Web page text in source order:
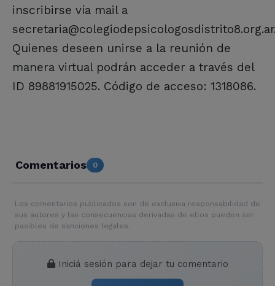
inscribirse vía mail a
Quienes deseen unirse a la reunión de
manera virtual podrán acceder a través del
ID 89881915025. Código de acceso: 1318086.
Comentarios 0
Los comentarios publicados son de exclusiva responsabilidad de
sus autores y las consecuencias derivadas de ellos pueden ser
pasibles de sanciones legales.
Iniciá sesión para dejar tu comentario